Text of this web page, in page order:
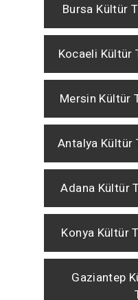
Bursa Kültür
Kocaeli Kültür
Mersin Kültür
Antalya Kültür
Adana Kültür
Konya Kültür
Gaziantep